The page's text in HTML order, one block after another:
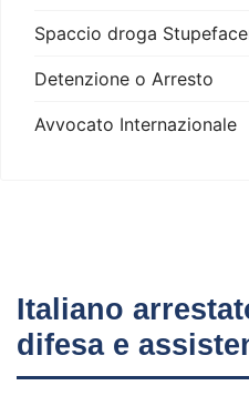
Spaccio droga
Detenzione o Arresto
Avvocato Internazionale
Italiano
difesa e